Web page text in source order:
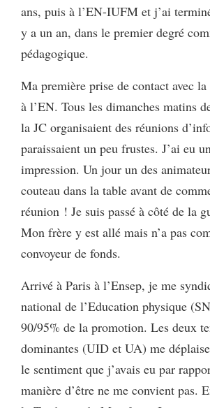
ans, puis à l’EN-IUFM et j’ai
y a un an, dans le premier degré
pédagogique.
Ma première prise de contact avec
à l’EN. Tous les dimanches matins
la JC organisaient des réunions
paraissaient un peu frustes. J’ai eu
impression. Un jour un des
couteau dans la table avant de
réunion ! Je suis passé à côté de la
Mon frère y est allé mais n’a pas
convoyeur de fonds.
Arrivé à Paris à l’Ensep, je me
national de l’Education physique
90/95% de la promotion. Les deux
dominantes (UID et UA) me
le sentiment que j’avais eu par
manière d’être ne me convient pas.